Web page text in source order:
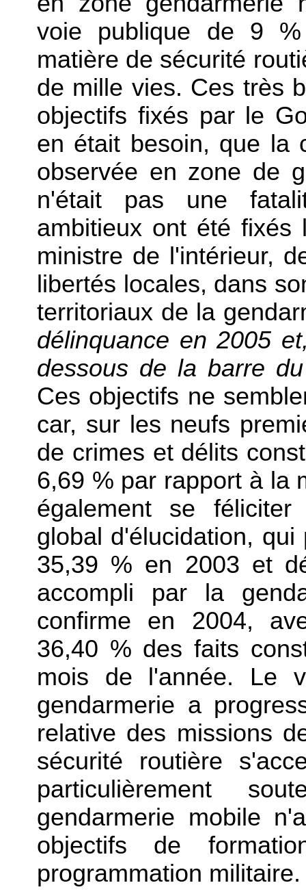
voie publique de 9
matière de sécurité
de mille vies. Ces très
objectifs fixés par le
en était besoin, que la
observée en zone de
n'était pas une
ambitieux ont été
ministre de l'intérieur,
libertés locales, dans
territoriaux de la
délinquance en 2005
dessous de la barre
Ces objectifs ne
car, sur les neufs
de crimes et délits
6,69 % par rapport à la
également se
global d'élucidation,
35,39 % en 2003 et
accompli par la
confirme en 2004,
36,40 % des faits
mois de l'année. Le
gendarmerie a
relative des missions
sécurité routière
particulièrement
gendarmerie mobile
objectifs de
programmation militaire.